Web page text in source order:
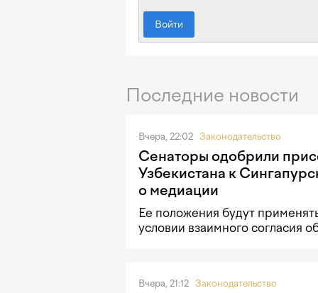
Войти
Последние новости
Вчера, 22:02 Законодательство
Сенаторы одобрили
Узбекистана к
о медиации
Ее положения будут
условии взаимного согласия
Вчера, 21:12 Законодательство